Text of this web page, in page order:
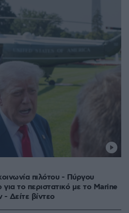
πιλότου - Πύργου
το περιστατικό με το Marine
Δείτε βίντεο